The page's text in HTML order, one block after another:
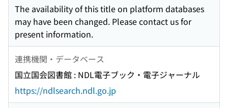
The availability of this title on platform databases
may have been changed. Please contact us for
present information.
連携機関・データベース
国立国会図書館 : NDL電子ブック・電子ジャーナル
https://ndlsearch.ndl.go.jp